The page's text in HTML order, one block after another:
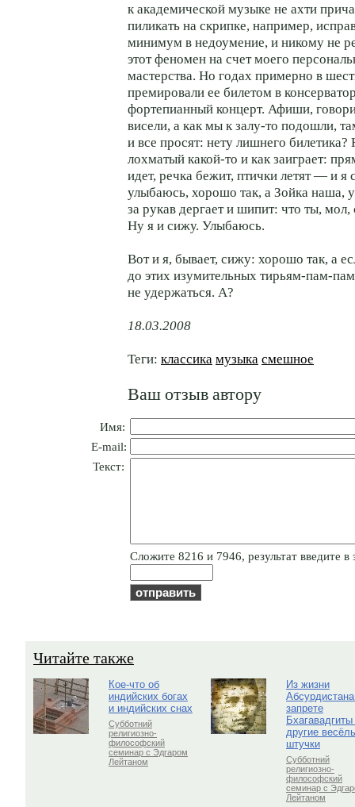
к академической музыке не ахти
пиликать на скрипке, например,
минимум в недоумение, и никому не
этот феномен на счет моего
мастерства. Но годах примерно в
премировали ее билетом в
фортепианный концерт. Афиши,
висели, а как мы к залу-то подошли,
и все просят: нету лишнего
лохматый какой-то и как заиграет:
идет, речка бежит, птички летят — и я
улыбаюсь, хорошо так, а Зойка наша,
за рукав дергает и шипит: что ты,
Ну я и сижу. Улыбаюсь.
Вот и я, бывает, сижу: хорошо так, а
до этих изумительных тирьям-пам-
не удержаться. А?
18.03.2008
Теги: классика музыка смешное
Ваш отзыв автору
Имя:
E-mail:
Текст:
Cлoжитe 8216 и 7946, результат введите в
Читайте также
Кое-что об
индийских богах
и индийских снах
Субботний
религиозно-
философский
семинар с Эдгаром
Лейтаном
Из жизни
запрете
Бхагавадгиты
другие
штучки
Субботний
религиозно-
философский
семинар с
Лейтаном